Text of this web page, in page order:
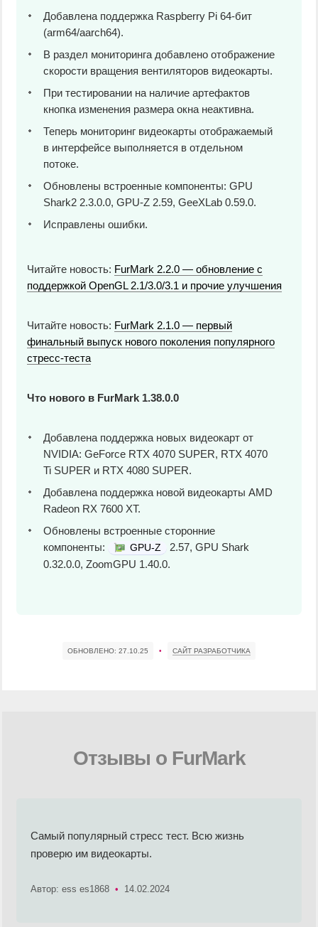
Добавлена поддержка Raspberry Pi 64-бит
(arm64/aarch64).
В раздел мониторинга добавлено отображение
скорости вращения вентиляторов видеокарты.
При тестировании на наличие артефактов
кнопка изменения размера окна неактивна.
Теперь мониторинг видеокарты отображаемый
в интерфейсе выполняется в отдельном
потоке.
Обновлены встроенные компоненты: GPU
Shark2 2.3.0.0, GPU-Z 2.59, GeeXLab 0.59.0.
Исправлены ошибки.
Читайте новость: FurMark 2.2.0 — обновление с
поддержкой OpenGL 2.1/3.0/3.1 и прочие улучшения
Читайте новость: FurMark 2.1.0 — первый
финальный выпуск нового поколения популярного
стресс-теста
Что нового в FurMark 1.38.0.0
Добавлена поддержка новых видеокарт от
NVIDIA: GeForce RTX 4070 SUPER, RTX 4070
Ti SUPER и RTX 4080 SUPER.
Добавлена поддержка новой видеокарты AMD
Radeon RX 7600 XT.
Обновлены встроенные сторонние
компоненты:
GPU-Z
2.57, GPU Shark
0.32.0.0, ZoomGPU 1.40.0.
ОБНОВЛЕНО: 27.10.25 • САЙТ РАЗРАБОТЧИКА
Отзывы о FurMark
Самый популярный стресс тест. Всю жизнь
проверю им видеокарты.
Автор: ess es1868 • 14.02.2024